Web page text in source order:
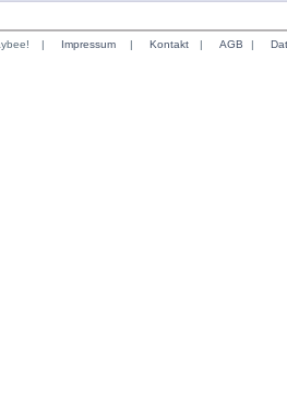
| Impressum | Kontakt | AGB |